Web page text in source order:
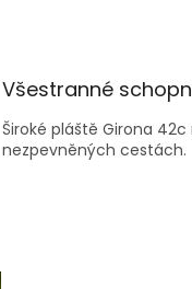
Všestranné
Široké pláště Girona
nezpevněných cestách.